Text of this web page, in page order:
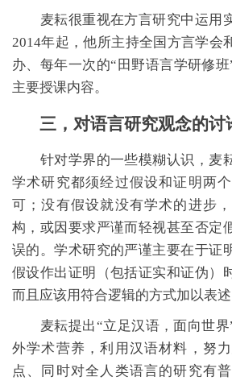
麦耘很重视在方言研究中运用
2014年起，他所主持全国方言学会
办、每年一次的“田野语言学研修
主要授课内容。
三，对语言研究观念的讨
针对学界的一些模糊认识，麦
学术研究都须经过假设和证明两
可；没有假设就没有学术的进步
构，或因要求严谨而轻视甚至否定
误的。学术研究的严谨主要在于证
假设作出证明（包括证实和证伪）
而且应该用符合逻辑的方式加以表述
麦耘提出“立足汉语，面向世界
外学术营养，利用汉语材料，努
点、同时对全人类语言的研究有